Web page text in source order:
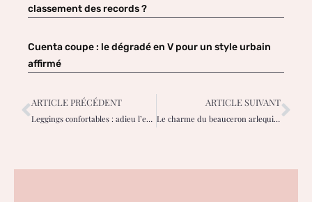
classement des records ?
Cuenta coupe : le dégradé en V pour un style urbain
affirmé
ARTICLE PRÉCÉDENT
Leggings confortables : adieu l’effet indésirable et bonjour le style fluide !
ARTICLE SUIVANT
Le charme du beauceron arlequin : allié fidèle et protecteur pour les femmes